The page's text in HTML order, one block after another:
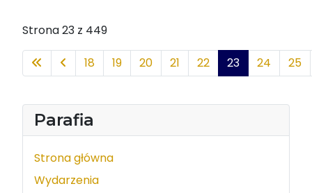
Parafia
Strona główna
Wydarzenia
Strona 23 z 449
18 19 20 21 22 23 24 25